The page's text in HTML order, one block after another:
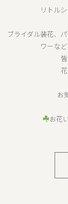
リトル
ブライダル装花、
ワーな
お
お花